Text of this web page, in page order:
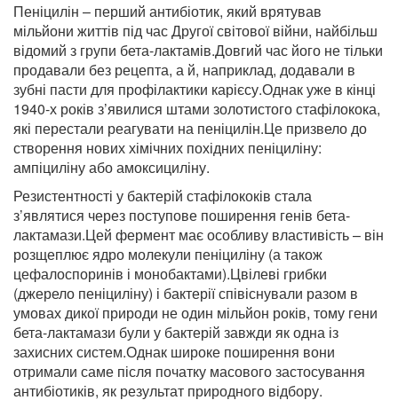
Пеніцилін – перший антибіотик, який врятував
мільйони життів під час Другої світової війни, найбільш
відомий з групи бета-лактамів.Довгий час його не тільки
продавали без рецепта, а й, наприклад, додавали в
зубні пасти для профілактики карієсу.Однак уже в кінці
1940-х років з’явилися штами золотистого стафілокока,
які перестали реагувати на пеніцилін.Це призвело до
створення нових хімічних похідних пеніциліну:
ампіциліну або амоксициліну.
Резистентності у бактерій стафілококів стала
з’являтися через поступове поширення генів бета-
лактамази.Цей фермент має особливу властивість – він
розщеплює ядро молекули пеніциліну (а також
цефалоспоринів і монобактами).Цвілеві грибки
(джерело пеніциліну) і бактерії співіснували разом в
умовах дикої природи не один мільйон років, тому гени
бета-лактамази були у бактерій завжди як одна із
захисних систем.Однак широке поширення вони
отримали саме після початку масового застосування
антибіотиків, як результат природного відбору.